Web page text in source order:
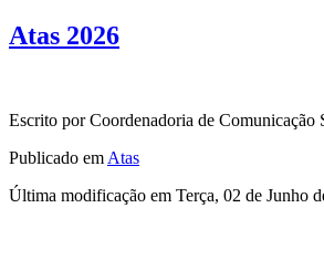
Atas 2026
Escrito por Coordenadoria de Comunicação
Publicado em Atas
Última modificação em Terça, 02 de Junho